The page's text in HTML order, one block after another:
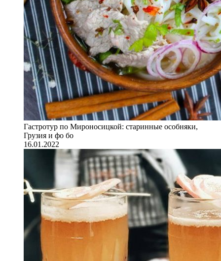
Гастротур по Мироносицкой: старинные особняки,
Грузия и фо бо
16.01.2022